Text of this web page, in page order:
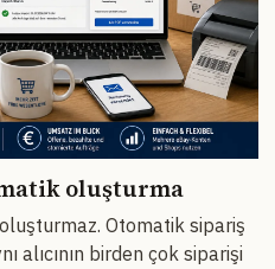
oluşturma
Otomatik sipariş
alıcının birden çok siparişi